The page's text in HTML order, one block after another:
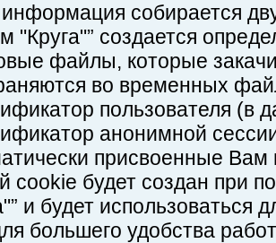
собирается
"Круга"” создается
файлы, которые
во временных
пользователя (в
анонимной
присвоенные
cookie будет создан при
и будет
большего удобства